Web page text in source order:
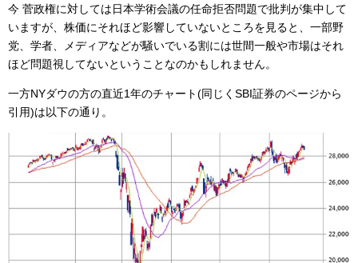
今 菅政権に対しては日本学術会議の任命拒否問題で批判が集中して
いますが、株価にそれほど影響していないところを見ると、一部野
党、学者、メディアなどが騒いでいる割には世間一般や市場はそれ
ほど問題視してないということなのかもしれません。
一方NYダウの方の直近1年のチャート(同じくSBI証券のページから
引用)は以下の通り。